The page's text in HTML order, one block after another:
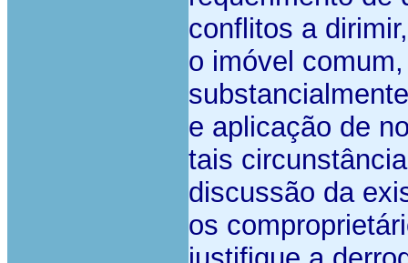
conflitos a
o imóvel
e aplicação de
tais
discussão da
os